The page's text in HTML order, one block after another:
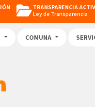
TRANSPARENCIA
Ley de Transparencia
COMUNA